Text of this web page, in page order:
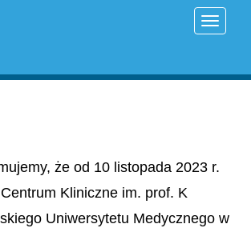
że od 10 listopada 2023 r.
Kliniczne im. prof. K
Uniwersytetu Medycznego w